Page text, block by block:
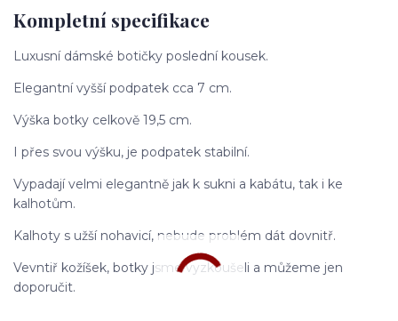
Kompletní specifikace
Luxusní dámské botičky poslední kousek.
Elegantní vyšší podpatek cca 7 cm.
Výška botky celkově 19,5 cm.
I přes svou výšku, je podpatek stabilní.
Vypadají velmi elegantně jak k sukni a kabátu, tak i ke
kalhotům.
Kalhoty s užší nohavicí, nebude problém dát dovnitř.
Vevntiř kožíšek, botky jsme vyzkoušeli a můžeme jen
doporučit.